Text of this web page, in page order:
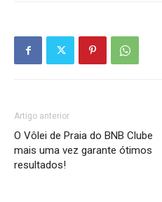
Artigo anterior
O Vôlei de Praia do BNB Clube
mais uma vez garante ótimos
resultados!